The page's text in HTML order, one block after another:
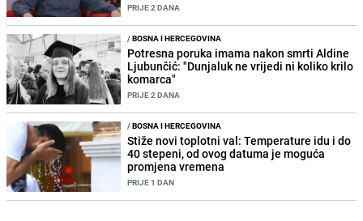
PRIJE 2 DANA
/BOSNA I HERCEGOVINA
Potresna poruka imama nakon smrti Aldine
Ljubunčić: "Dunjaluk ne vrijedi ni koliko krilo
komarca"
PRIJE 2 DANA
/BOSNA I HERCEGOVINA
Stiže novi toplotni val: Temperature idu i do
40 stepeni, od ovog datuma je moguća
promjena vremena
PRIJE 1 DAN